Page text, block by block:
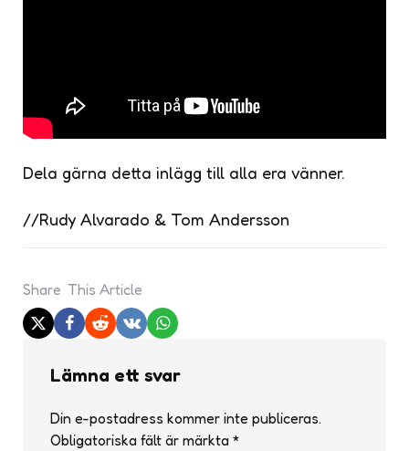
Dela gärna detta inlägg till alla era vänner.
//Rudy Alvarado & Tom Andersson
Share This Article
Lämna ett svar
Din e-postadress kommer inte publiceras.
Obligatoriska fält är märkta *